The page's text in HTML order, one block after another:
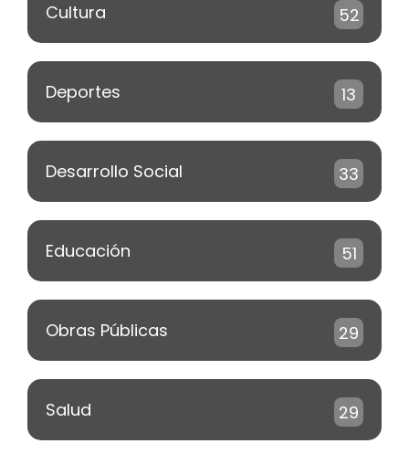
Cultura 52
Deportes 13
Desarrollo Social 33
Educación 51
Obras Públicas 29
Salud 29